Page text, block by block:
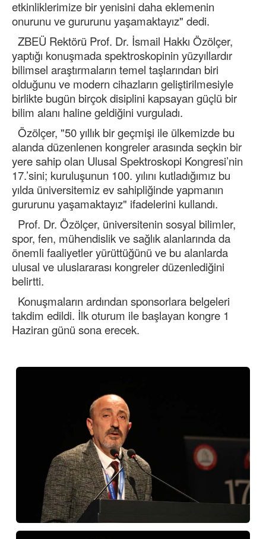
etkinliklerimize bir yenisini daha eklemenin
onurunu ve gururunu yaşamaktayız" dedi.
ZBEÜ Rektörü Prof. Dr. İsmail Hakkı Özölçer,
yaptığı konuşmada spektroskopinin yüzyıllardır
bilimsel araştırmaların temel taşlarından biri
olduğunu ve modern cihazların geliştirilmesiyle
birlikte bugün birçok disiplini kapsayan güçlü bir
bilim alanı haline geldiğini vurguladı.
Özölçer, "50 yıllık bir geçmişi ile ülkemizde bu
alanda düzenlenen kongreler arasında seçkin bir
yere sahip olan Ulusal Spektroskopi Kongresi’nin
17.’sini; kuruluşunun 100. yılını kutladığımız bu
yılda üniversitemiz ev sahipliğinde yapmanın
gururunu yaşamaktayız" ifadelerini kullandı.
Prof. Dr. Özölçer, üniversitenin sosyal bilimler,
spor, fen, mühendislik ve sağlık alanlarında da
önemli faaliyetler yürüttüğünü ve bu alanlarda
ulusal ve uluslararası kongreler düzenlediğini
belirtti.
Konuşmaların ardından sponsorlara belgeleri
takdim edildi. İlk oturum ile başlayan kongre 1
Haziran günü sona erecek.